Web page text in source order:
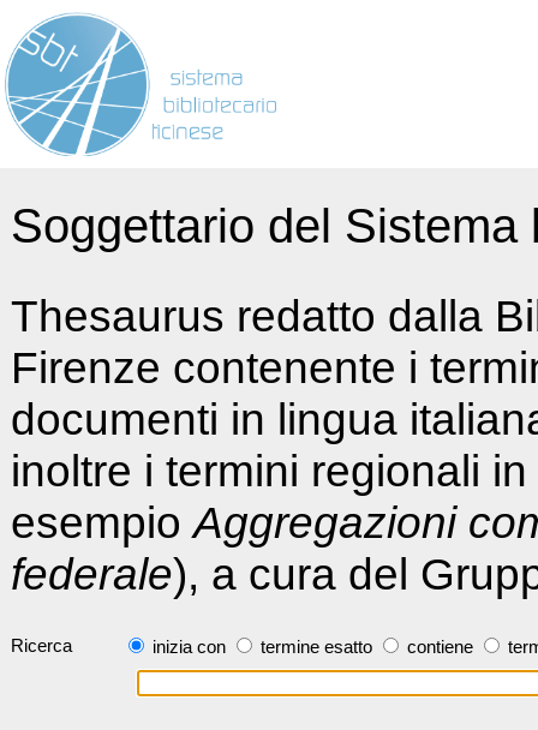
Soggettario del
Thesaurus redatto dalla
Firenze contenente i
documenti in lingua
inoltre i termini regionali
esempioAggregazioni
federale), a cura del
Ricerca inizia con termine esatto contiene